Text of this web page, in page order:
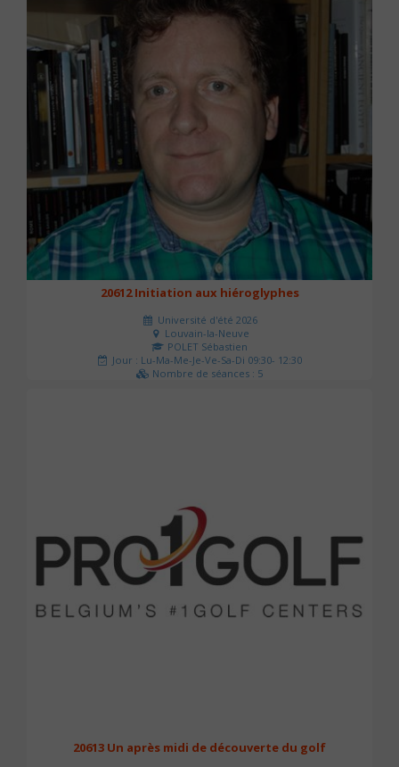
20612 Initiation aux hiéroglyphes
Université d'été 2026
Louvain-la-Neuve
POLET Sébastien
Jour : Lu-Ma-Me-Je-Ve-Sa-Di 09:30- 12:30
Nombre de séances : 5
20613 Un après midi de découverte du golf